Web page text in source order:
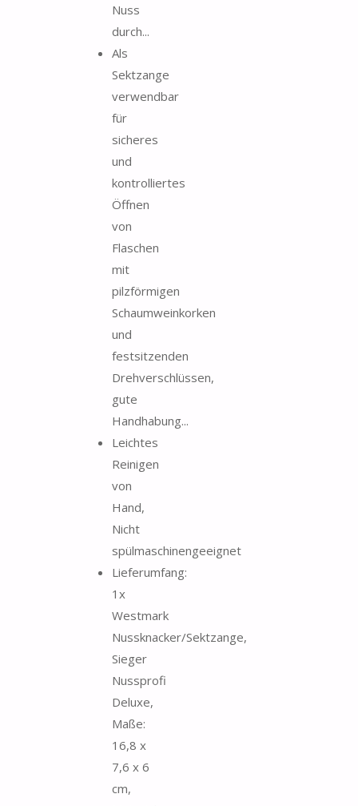
Nuss
durch...
Als
Sektzange
verwendbar
für
sicheres
und
kontrolliertes
Öffnen
von
Flaschen
mit
pilzförmigen
Schaumweinkorken
und
festsitzenden
Drehverschlüssen,
gute
Handhabung...
Leichtes
Reinigen
von
Hand,
Nicht
spülmaschinengeeignet
Lieferumfang:
1x
Westmark
Nussknacker/Sektzange,
Sieger
Nussprofi
Deluxe,
Maße:
16,8 x
7,6 x 6
cm,